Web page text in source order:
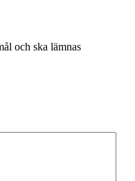
och ska lämnas